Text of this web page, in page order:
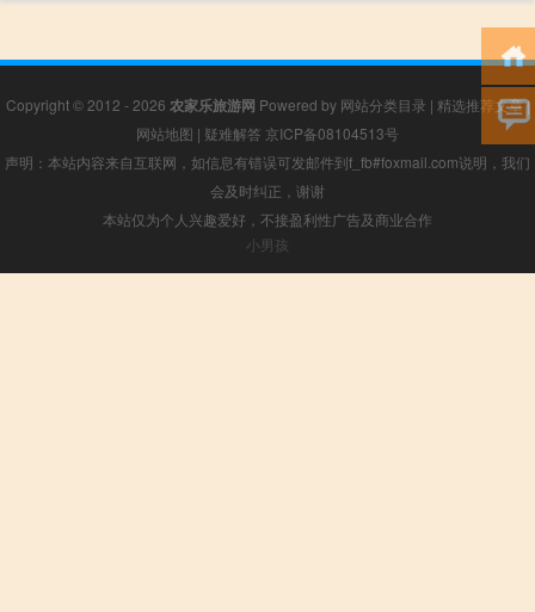
Copyright © 2012 - 2026 农家乐旅游网 Powered by 网站分类目录 | 精选推荐文章|
网站地图 | 疑难解答 京ICP备08104513号
声明：本站内容来自互联网，如信息有错误可发邮件到f_fb#foxmail.com说明，我们
会及时纠正，谢谢
本站仅为个人兴趣爱好，不接盈利性广告及商业合作
小男孩